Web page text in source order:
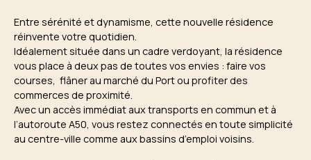
Entre sérénité et dynamisme, cette nouvelle résidence
réinvente votre quotidien.
Idéalement située dans un cadre verdoyant, la résidence
vous place à deux pas de toutes vos envies : faire vos
courses, flâner au marché du Port ou profiter des
commerces de proximité.
Avec un accès immédiat aux transports en commun et à
l’autoroute A50, vous restez connectés en toute simplicité
au centre-ville comme aux bassins d’emploi voisins.